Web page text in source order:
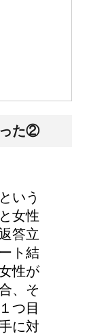
った②
いう
女性
答立
ト結
性が
、そ
つ目
に対